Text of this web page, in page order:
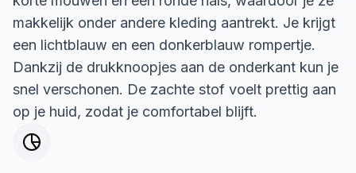
makkelijk onder andere kleding aantrekt. Je krijgt
een lichtblauw en een donkerblauw rompertje.
Dankzij de drukknoopjes aan de onderkant kun je
snel verschonen. De zachte stof voelt prettig aan
op je huid, zodat je comfortabel blijft.